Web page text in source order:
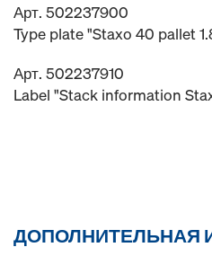
Арт. 502237900
Type plate "Staxo 40 pallet
Арт. 502237910
Label "Stack information
ДОПОЛНИТЕЛЬНАЯ